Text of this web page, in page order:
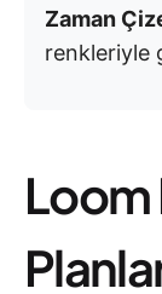
Zaman
renkleriyle
Loom